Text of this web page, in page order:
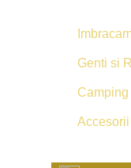
Genti si
Accesorii